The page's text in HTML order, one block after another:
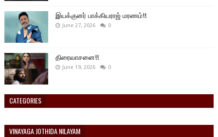
இயக்குனர் பாக்கியராஜ் மரணம்!!
June 27, 2026 0
திரைவாசனை!!
June 19, 2026 0
CATEGORIES
VINAYAGA JOTHIDA NILAYAM